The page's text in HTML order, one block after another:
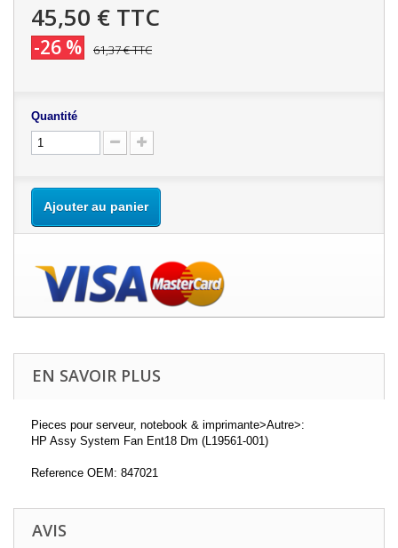
45,50 € TTC
-26 % 61,37 €TTC
Quantité
Ajouter au panier
EN SAVOIR PLUS
Pieces pour serveur, notebook & imprimante>Autre>:
HP Assy System Fan Ent18 Dm (L19561-001)
Reference OEM: 847021
AVIS